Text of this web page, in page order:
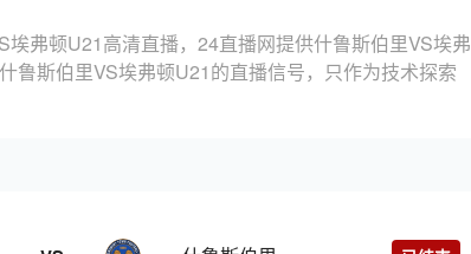
弗顿U21高清直播，24直播网提供什鲁斯伯里VS埃弗
鲁斯伯里VS埃弗顿U21的直播信号，只作为技术探索